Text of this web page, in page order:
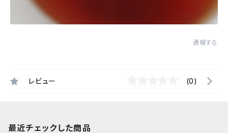
通報する
レビュー (0)
最近チェックした商品